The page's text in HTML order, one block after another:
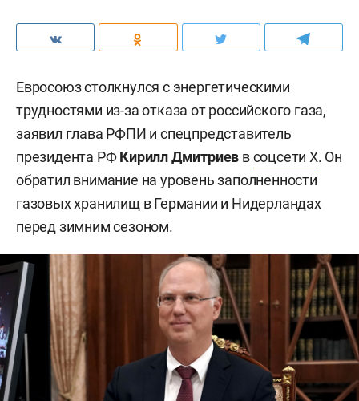
Евросоюз столкнулся с энергетическими
трудностями из-за отказа от российского газа,
заявил глава РФПИ и спецпредставитель
президента РФКирилл Дмитриев всоцсети X. Он
обратил внимание на уровень заполненности
газовых хранилищ в Германии и Нидерландах
перед зимним сезоном.